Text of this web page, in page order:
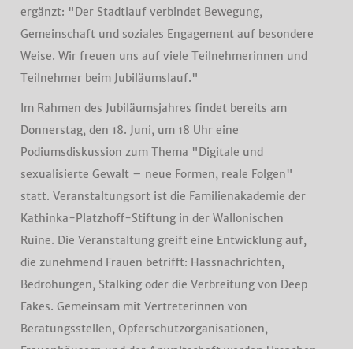
ergänzt: "Der Stadtlauf verbindet Bewegung,
Gemeinschaft und soziales Engagement auf besondere
Weise. Wir freuen uns auf viele Teilnehmerinnen und
Teilnehmer beim Jubiläumslauf."
Im Rahmen des Jubiläumsjahres findet bereits am
Donnerstag, den 18. Juni, um 18 Uhr eine
Podiumsdiskussion zum Thema "Digitale und
sexualisierte Gewalt – neue Formen, reale Folgen"
statt. Veranstaltungsort ist die Familienakademie der
Kathinka-Platzhoff-Stiftung in der Wallonischen
Ruine. Die Veranstaltung greift eine Entwicklung auf,
die zunehmend Frauen betrifft: Hassnachrichten,
Bedrohungen, Stalking oder die Verbreitung von Deep
Fakes. Gemeinsam mit Vertreterinnen von
Beratungsstellen, Opferschutzorganisationen,